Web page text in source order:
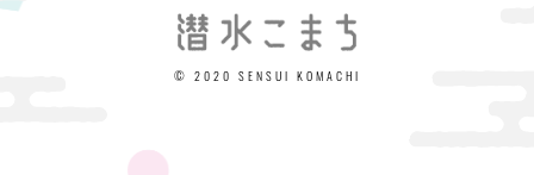
© 2020 SENSUI KOMACHI